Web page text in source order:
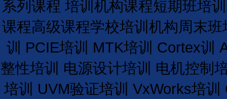
系列课程 培训机构课程短期班培训
课程高级课程学校培训 机构周末班
训 PCIE培训 MTK培训 Cortex训
整性培训 电源设计培训 电机控制
培训 UVM验证培训 VxWorks培训